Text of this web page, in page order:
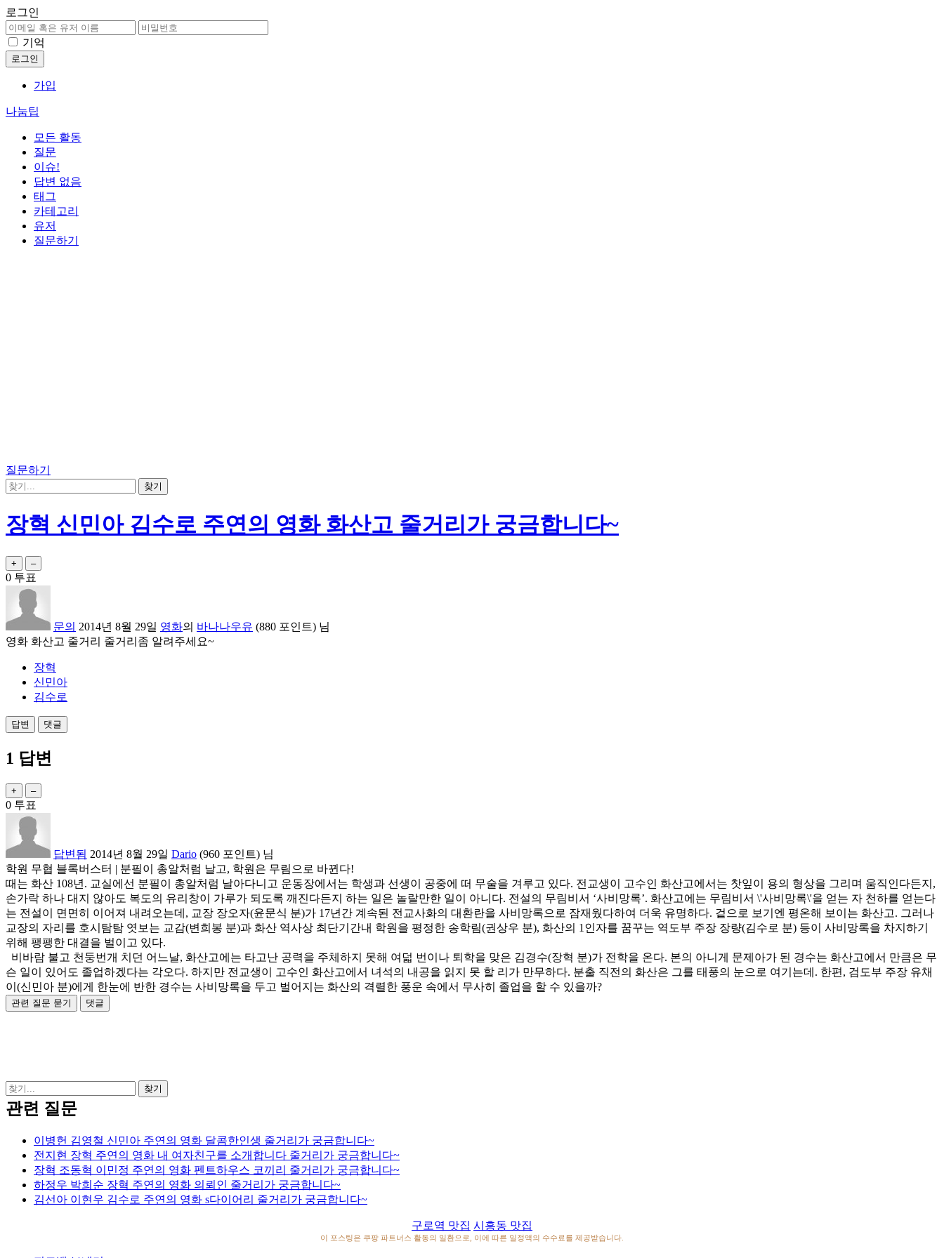
로그인
기억
가입
나눔팁
모든 활동
질문
이슈!
답변 없음
태그
카테고리
유저
질문하기
질문하기
장혁 신민아 김수로 주연의 영화 화산고 줄거리가 궁금합니다~
0 투표
문의 2014년 8월 29일 영화의 바나나우유 (880 포인트) 님
영화 화산고 줄거리 줄거리좀 알려주세요~
장혁
신민아
김수로
1 답변
0 투표
답변됨 2014년 8월 29일 Dario (960 포인트) 님
학원 무협 블록버스터 | 분필이 총알처럼 날고, 학원은 무림으로 바뀐다!
때는 화산 108년. 교실에선 분필이 총알처럼 날아다니고 운동장에서는 학생과 선생이 공중에 떠 무술을 겨루고 있다. 전교생이 고수인 화산고에서는 찻잎이 용의 형상을 그리며 움직인다든지,
손가락 하나 대지 않아도 복도의 유리창이 가루가 되도록 깨진다든지 하는 일은 놀랄만한 일이 아니다. 전설의 무림비서 ‘사비망록’. 화산고에는 무림비서 \'사비망록\'을 얻는 자 천하를 얻는다
는 전설이 면면히 이어져 내려오는데, 교장 장오자(윤문식 분)가 17년간 계속된 전교사화의 대환란을 사비망록으로 잠재웠다하여 더욱 유명하다. 겉으로 보기엔 평온해 보이는 화산고. 그러나
교장의 자리를 호시탐탐 엿보는 교감(변희봉 분)과 화산 역사상 최단기간내 학원을 평정한 송학림(권상우 분), 화산의 1인자를 꿈꾸는 역도부 주장 장량(김수로 분) 등이 사비망록을 차지하기
위해 팽팽한 대결을 벌이고 있다.
비바람 불고 천둥번개 치던 어느날, 화산고에는 타고난 공력을 주체하지 못해 여덟 번이나 퇴학을 맞은 김경수(장혁 분)가 전학을 온다. 본의 아니게 문제아가 된 경수는 화산고에서 만큼은 무
슨 일이 있어도 졸업하겠다는 각오다. 하지만 전교생이 고수인 화산고에서 녀석의 내공을 읽지 못 할 리가 만무하다. 분출 직전의 화산은 그를 태풍의 눈으로 여기는데. 한편, 검도부 주장 유채
이(신민아 분)에게 한눈에 반한 경수는 사비망록을 두고 벌어지는 화산의 격렬한 풍운 속에서 무사히 졸업을 할 수 있을까?
관련 질문
이병헌 김영철 신민아 주연의 영화 달콤한인생 줄거리가 궁금합니다~
전지현 장혁 주연의 영화 내 여자친구를 소개합니다 줄거리가 궁금합니다~
장혁 조동혁 이민정 주연의 영화 펜트하우스 코끼리 줄거리가 궁금합니다~
하정우 박희순 장혁 주연의 영화 의뢰인 줄거리가 궁금합니다~
김선아 이현우 김수로 주연의 영화 s다이어리 줄거리가 궁금합니다~
구로역 맛집 시흥동 맛집
이 포스팅은 쿠팡 파트너스 활동의 일환으로, 이에 따른 일정액의 수수료를 제공받습니다.